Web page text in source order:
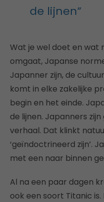
de lijnen”
Wat je wel doet en wat
omgaat, Japanse
Japanner zijn, de
komt in elke zakelijke
begin en het einde.
de lijnen. Japanners
verhaal. Dat klinkt
‘geïndoctrineerd zijn’.
met een naar binnen
Al na een paar dagen
ook een soort Titanic